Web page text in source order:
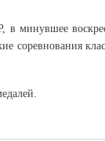
минувшее
соревнования